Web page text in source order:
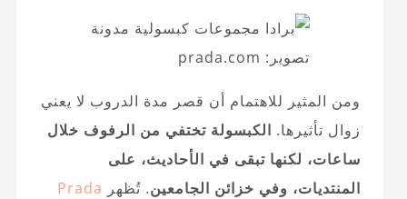
تصوير: prada.com
ومن المثير للاهتمام أن قصر مدة الدروب لا يعني
زوال تأثيرها. الكبسولة تختفي من الرفوف خلال
ساعات، لكنها تبقى في الأحاديث، على
المنتديات، وفي خزائن الجامعين. تُظهر Prada